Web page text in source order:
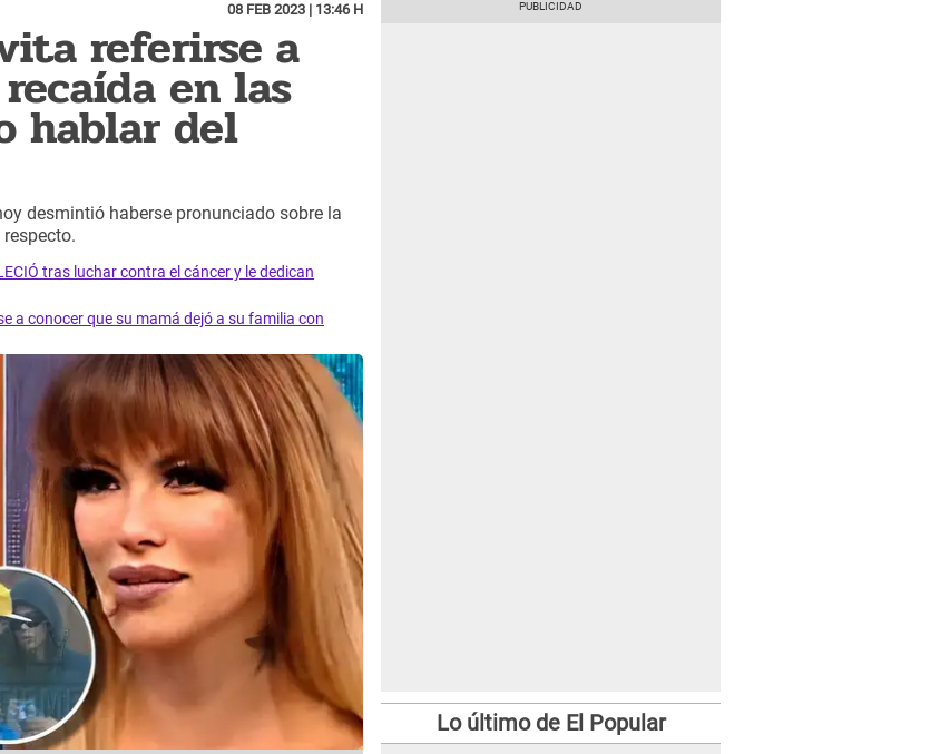
08 FEB 2023 | 13:46 H
referirse a
en las
hablar del
desmintió haberse pronunciado sobre la
tras luchar contra el cáncer y le dedican
a conocer que su mamá dejó a su familia con
Lo último de El Popular